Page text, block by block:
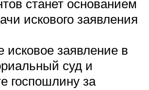
станет основанием
искового заявления
исковое заявление в
суд и
госпошлину за